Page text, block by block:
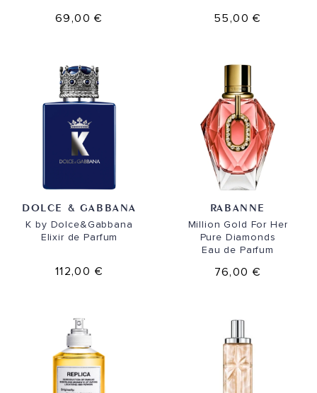
69,00 € 55,00 €
DOLCE & GABBANA
K by Dolce&Gabbana
Elixir de Parfum
112,00 €
RABANNE
Million Gold For Her
Pure Diamonds
Eau de Parfum
76,00 €